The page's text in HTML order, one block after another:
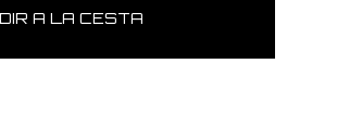
A LA CESTA